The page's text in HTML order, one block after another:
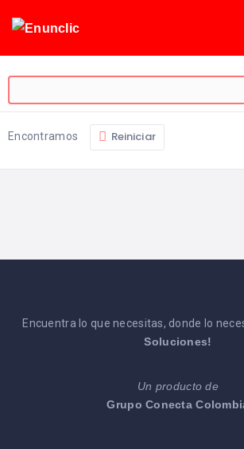
Encontramos Reiniciar
Encuentra lo que necesitas, donde lo
Soluciones!
Un producto de
Grupo Conecta